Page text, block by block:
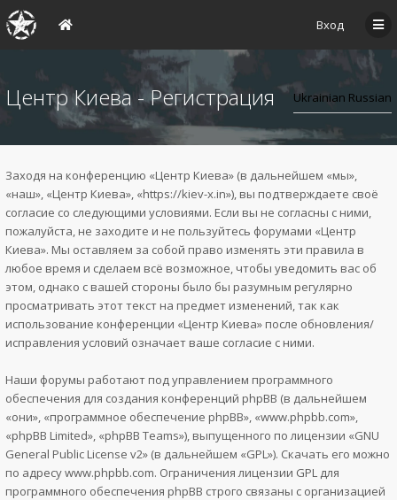
Вход
Центр Киева - Регистрация
Заходя на конференцию «Центр Киева» (в дальнейшем «мы»,
«наш», «Центр Киева», «https://kiev-x.in»), вы подтверждаете своё
согласие со следующими условиями. Если вы не согласны с ними,
пожалуйста, не заходите и не пользуйтесь форумами «Центр
Киева». Мы оставляем за собой право изменять эти правила в
любое время и сделаем всё возможное, чтобы уведомить вас об
этом, однако с вашей стороны было бы разумным регулярно
просматривать этот текст на предмет изменений, так как
использование конференции «Центр Киева» после обновления/
исправления условий означает ваше согласие с ними.
Наши форумы работают под управлением программного
обеспечения для создания конференций phpBB (в дальнейшем
«они», «программное обеспечение phpBB», «www.phpbb.com»,
«phpBB Limited», «phpBB Teams»), выпущенного по лицензии «GNU
General Public License v2» (в дальнейшем «GPL»). Скачать его можно
по адресуwww.phpbb.com. Ограничения лицензии GPL для
программного обеспечения phpBB строго связаны с организацией